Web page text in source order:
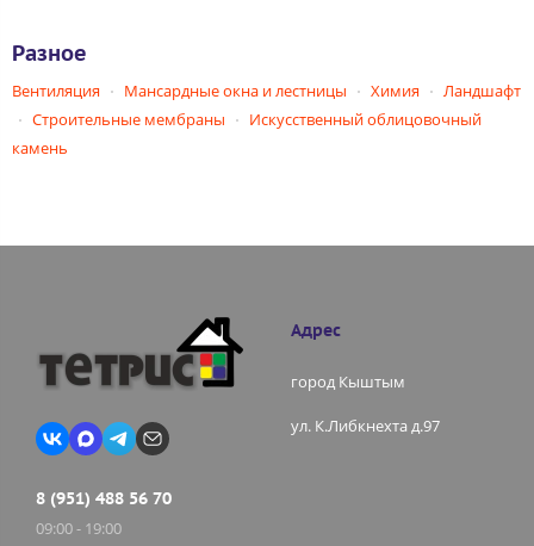
Разное
Вентиляция Мансардные окна и лестницы Химия
Ландшафт
Строительные мембраны
Искусственный облицовочный
камень
8 (951) 488 56 70
09:00 - 19:00
Адрес
город Кыштым
ул. К.Либкнехта д.97